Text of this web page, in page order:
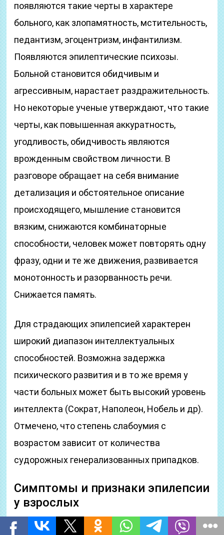
появляются такие черты в характере
больного, как злопамятность, мстительность,
педантизм, эгоцентризм, инфантилизм.
Появляются эпилептические психозы.
Больной становится обидчивым и
агрессивным, нарастает раздражительность.
Но некоторые ученые утверждают, что такие
черты, как повышенная аккуратность,
угодливость, обидчивость являются
врожденным свойством личности. В
разговоре обращает на себя внимание
детализация и обстоятельное описание
происходящего, мышление становится
вязким, снижаются комбинаторные
способности, человек может повторять одну
фразу, одни и те же движения, развивается
монотонность и разорванность речи.
Снижается память.
Для страдающих эпилепсией характерен
широкий диапазон интеллектуальных
способностей. Возможна задержка
психического развития и в то же время у
части больных может быть высокий уровень
интеллекта (Сократ, Наполеон, Нобель и др).
Отмечено, что степень слабоумия с
возрастом зависит от количества
судорожных генерализованных припадков.
Симптомы и признаки эпилепсии
у взрослых
Хроническое заболевание эпилепсия